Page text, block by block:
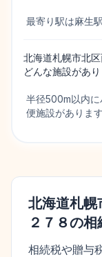
最寄り駅は麻生
北海道札幌市北
どんな施設があ
半径500m以内に
便施設があります
北海道札幌
２７８の相
相続税や贈与